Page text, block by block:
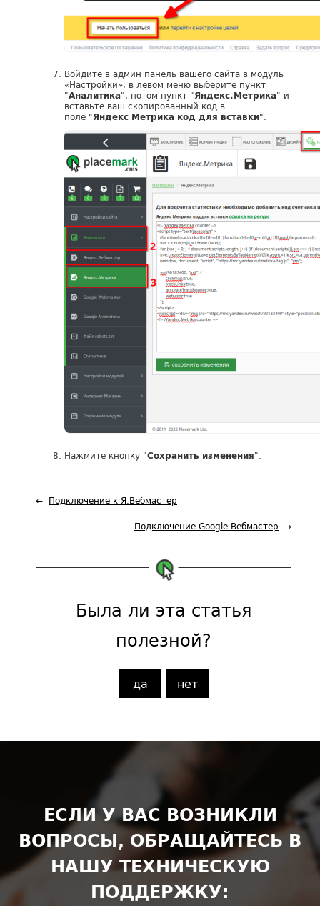
Войдите в админ панель вашего сайта в модуль
«Настройки», в левом меню выберите пункт
"Аналитика", потом пункт "Яндекс.Метрика" и
вставьте ваш скопированный код в
поле "Яндекс Метрика код для вставки".
Нажмите кнопку "Сохранить изменения".
Подключение к Я.Вебмастер
Подключение Google.Вебмастер
Была ли эта статья
полезной?
да нет
ЕСЛИ У ВАС ВОЗНИКЛИ
ВОПРОСЫ, ОБРАЩАЙТЕСЬ В
НАШУ ТЕХНИЧЕСКУЮ
ПОДДЕРЖКУ: